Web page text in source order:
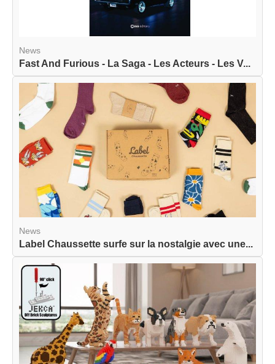
News
Fast And Furious - La Saga - Les Acteurs - Les V...
News
Label Chaussette surfe sur la nostalgie avec une...